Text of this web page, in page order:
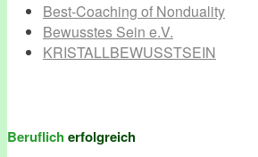
Best-Coaching of Nonduality
Bewusstes Sein e.V.
KRISTALLBEWUSSTSEIN
Beruflich erfolgreich